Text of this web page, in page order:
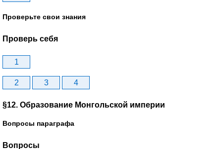
Проверьте свои знания
Проверь себя
1
2 3 4
§12. Образование Монгольской империи
Вопросы параграфа
Вопросы